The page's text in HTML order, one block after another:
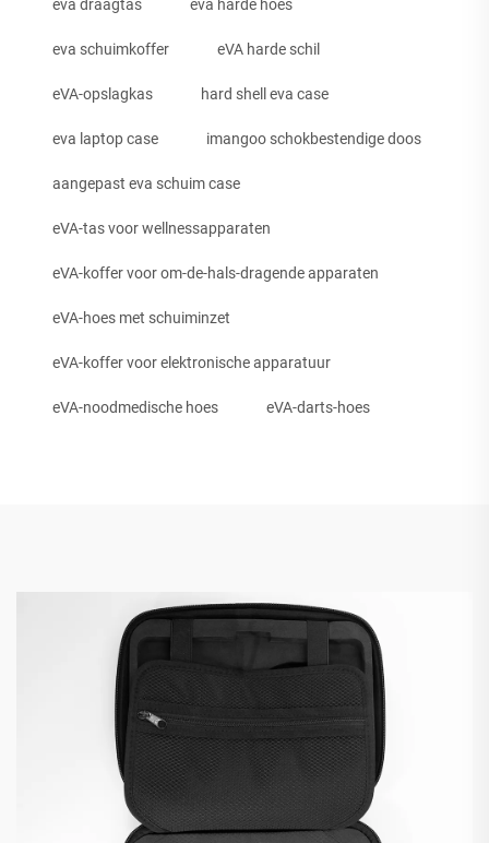
eva draagtas eva harde hoes
eva schuimkoffer eVA harde schil
eVA-opslagkas hard shell eva case
eva laptop case imangoo schokbestendige doos
aangepast eva schuim case
eVA-tas voor wellnessapparaten
eVA-koffer voor om-de-hals-dragende apparaten
eVA-hoes met schuiminzet
eVA-koffer voor elektronische apparatuur
eVA-noodmedische hoes eVA-darts-hoes